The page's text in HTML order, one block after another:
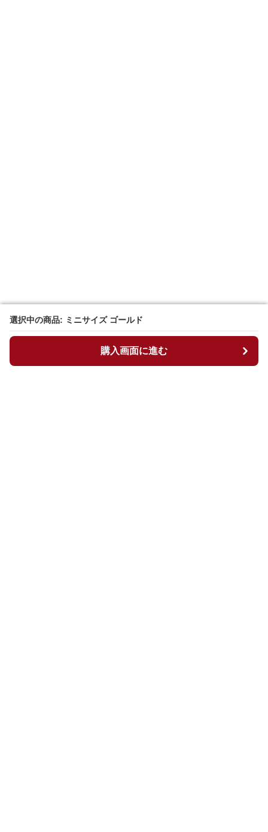
選択中の商品: ミニサイズ ゴールド
購入画面に進む
選択中の商品: ミニサイズ ゴールド
購入画面に進む